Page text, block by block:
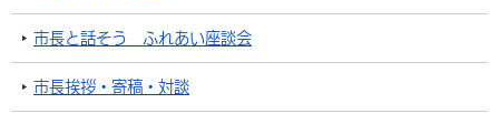
市長と話そう ふれあい座談会
市長挨拶・寄稿・対談